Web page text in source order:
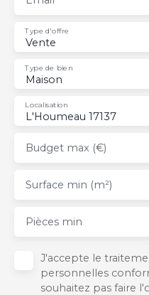
Vente
Type d'offre
Maison
Type de bien
L'Houmeau 17137
Localisation
Budget max (€)
Surface min (m²)
Pièces min
J'accepte le
personnelles
souhaitez pas faire